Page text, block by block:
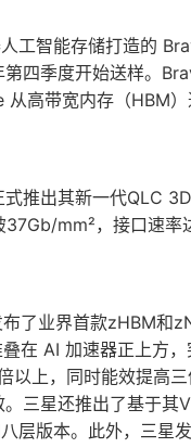
工智能存储打造的
四季度开始送样。
从高带宽内存（HBM
推出其新一代QLC
mm²，接口速
了业界首款zHBM和
在 AI 加速器正上方
以上，同时能效提高
三星还推出了基于
层版本。此外，三星